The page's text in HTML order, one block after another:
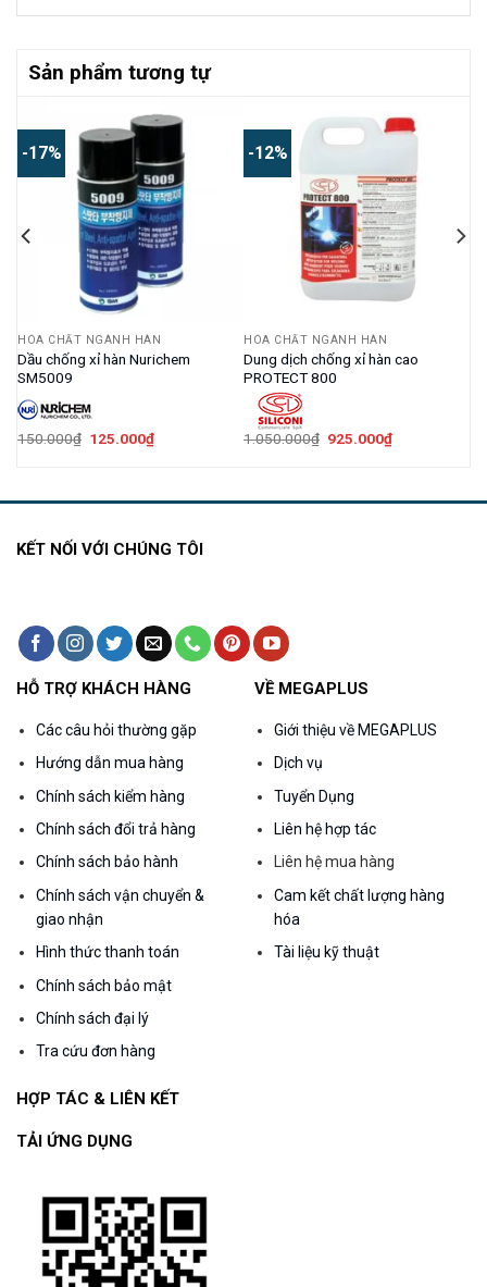
Sản phẩm tương tự
-17%
HÓA CHẤT NGÀNH HÀN
Dầu chống xỉ hàn Nurichem
SM5009
150.000₫ Giá
125.000₫Giá
-12%
HÓA CHẤT NGÀNH HÀN
Dung dịch chống xỉ hàn cao
PROTECT 800
1.050.000₫ Giá
925.000₫Giá
KẾT NỐI VỚI CHÚNG TÔI
HỖ TRỢ KHÁCH HÀNG
Các câu hỏi thường gặp
Hướng dẫn mua hàng
Chính sách kiểm hàng
Chính sách đổi trả hàng
Chính sách bảo hành
Chính sách vận chuyển &
giao nhận
Hình thức thanh toán
Chính sách bảo mật
Chính sách đại lý
Tra cứu đơn hàng
VỀ MEGAPLUS
Giới thiệu về MEGAPLUS
Dịch vụ
Tuyển Dụng
Liên hệ hợp tác
Liên hệ mua hàng
Cam kết chất lượng hàng
hóa
Tài liệu kỹ thuật
HỢP TÁC & LIÊN KẾT
TẢI ỨNG DỤNG